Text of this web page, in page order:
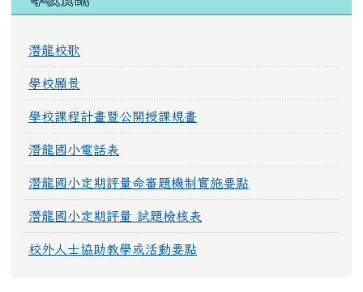
潛龍校歌
學校願景
學校課程計畫暨公開授課規畫
潛龍國小電話表
潛龍國小定期評量命審題機制實施要點
潛龍國小定期評量 試題檢核表
校外人士協助教學或活動要點